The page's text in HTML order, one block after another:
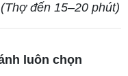
(Thợ đến 15–20 phút)
luôn chọn